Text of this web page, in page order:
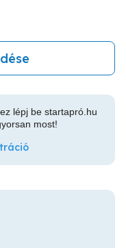
lépj be startapró.hu
most!